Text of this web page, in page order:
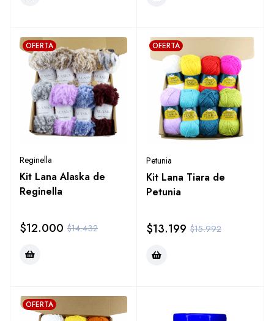
OFERTA
Reginella
Kit Lana Alaska de
Reginella
$14.432
$12.000
OFERTA
Petunia
Kit Lana Tiara de
Petunia
$15.992
$13.199
OFERTA